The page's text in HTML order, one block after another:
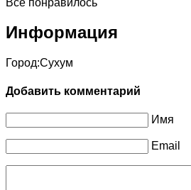
Информация
Город:Сухум
Добавить комментарий
Имя
Email